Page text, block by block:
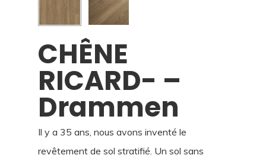
CHÊNE
RICARD- –
Drammen
Il y a 35 ans, nous avons inventé le
revêtement de sol stratifié. Un sol sans